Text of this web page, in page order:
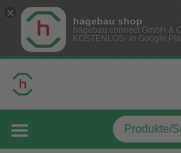
hagebau shop
hagebau connect GmbH &
KOSTENLOS- In Google